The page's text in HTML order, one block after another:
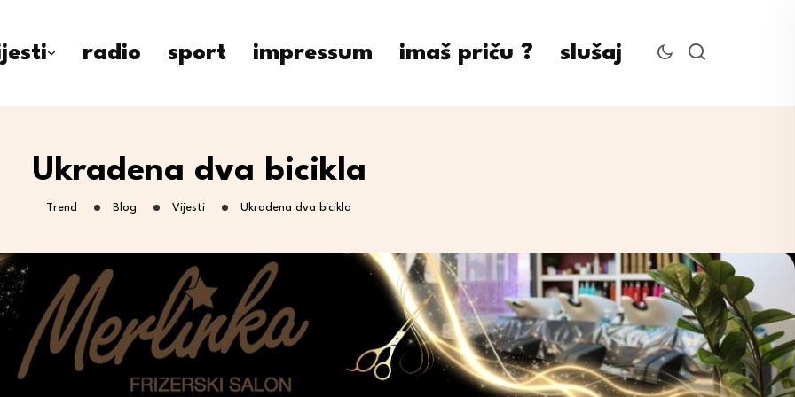
radio sport impressum imaš priču ? slušaj
Ukradena dva bicikla
Trend Blog Vijesti Ukradena dva bicikla